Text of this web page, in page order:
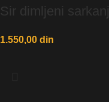
Sir dimljeni sarkanj
1.550,00 din